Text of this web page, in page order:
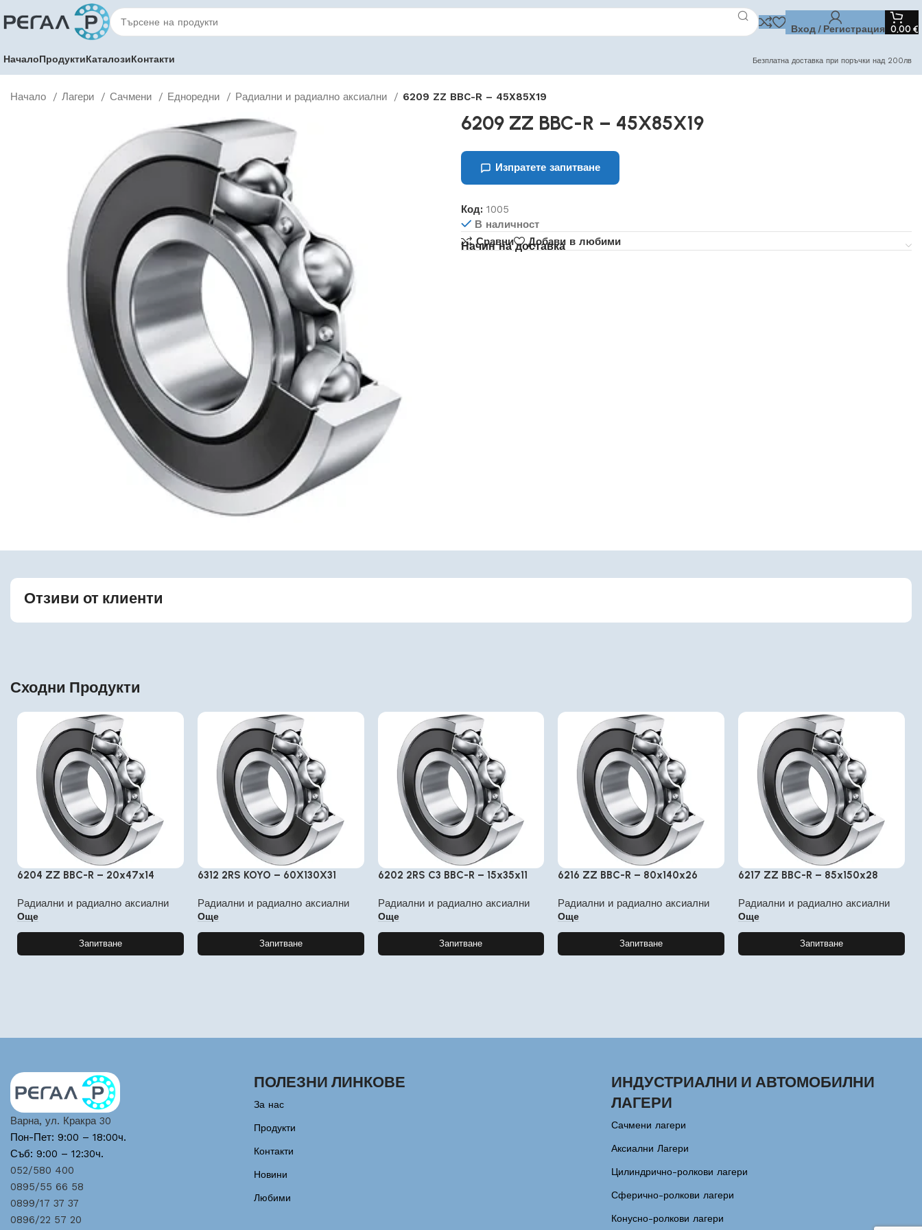
Вход / Регистрация 0,00 €
НачалоПродуктиКаталозиКонтакти Безплатна доставка при поръчки над 200лв
Начало Лагери Сачмени Едноредни Радиални и радиално аксиални 6209 ZZ BBC-R – 45X85X19
6209 ZZ BBC-R – 45X85X19
Изпратете запитване
Код: 1005
В наличност
Сравни
Добави в любими
Начин на доставка
Отзиви от клиенти
Сходни Продукти
6204 ZZ BBC-R – 20x47x14
Радиални и радиално аксиални
Още
Запитване
6312 2RS KOYO – 60X130X31
Радиални и радиално аксиални
Още
Запитване
6202 2RS C3 BBC-R – 15x35x11
Радиални и радиално аксиални
Още
Запитване
6216 ZZ BBC-R – 80x140x26
Радиални и радиално аксиални
Още
Запитване
6217 ZZ BBC-R – 85x150x28
Радиални и радиално аксиални
Още
Запитване
Варна, ул. Кракра 30
Пон-Пет: 9:00 – 18:00ч.
Съб: 9:00 – 12:30ч.
052/580 400
0895/55 66 58
0899/17 37 37
0896/22 57 20
ПОЛЕЗНИ ЛИНКОВЕ
За нас
Продукти
Контакти
Новини
Любими
ИНДУСТРИАЛНИ И АВТОМОБИЛНИ
ЛАГЕРИ
Сачмени лагери
Аксиални Лагери
Цилиндрично-ролкови лагери
Сферично-ролкови лагери
Конусно-ролкови лагери